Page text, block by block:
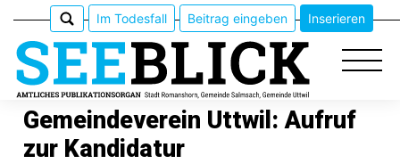
Im Todesfall Beitrag eingeben Inserieren
Gemeindeverein Uttwil: Aufruf
zur Kandidatur